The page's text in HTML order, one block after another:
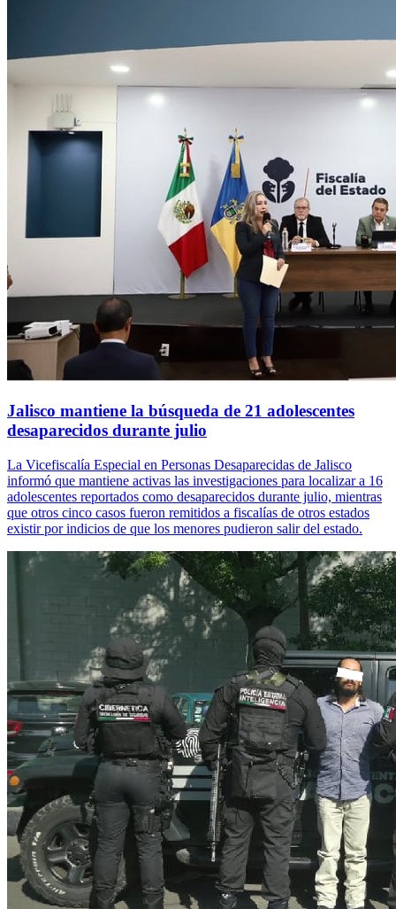
Jalisco mantiene la búsqueda de 21 adolescentes
desaparecidos durante julio
La Vicefiscalía Especial en Personas Desaparecidas de Jalisco
informó que mantiene activas las investigaciones para localizar a 16
adolescentes reportados como desaparecidos durante julio, mientras
que otros cinco casos fueron remitidos a fiscalías de otros estados
existir por indicios de que los menores pudieron salir del estado.